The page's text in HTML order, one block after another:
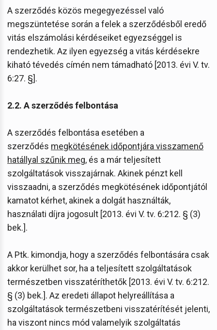
A szerződés közös megegyezéssel való
megszüntetése során a felek a szerződésből eredő
vitás elszámolási kérdéseiket egyezséggel is
rendezhetik. Az ilyen egyezség a vitás kérdésekre
kiható tévedés címén nem támadható [2013. évi V. tv.
6:27. §].
2.2. A szerződés felbontása
A szerződés felbontása esetében a
szerződés megkötésének időpontjára visszamenő
hatállyal szűnik meg, és a már teljesített
szolgáltatások visszajárnak. Akinek pénzt kell
visszaadni, a szerződés megkötésének időpontjától
kamatot kérhet, akinek a dolgát használták,
használati díjra jogosult [2013. évi V. tv. 6:212. § (3)
bek.].
A Ptk. kimondja, hogy a szerződés felbontására csak
akkor kerülhet sor, ha a teljesített szolgáltatások
természetben visszatéríthetők [2013. évi V. tv. 6:212.
§ (3) bek.]. Az eredeti állapot helyreállítása a
szolgáltatások természetbeni visszatérítését jelenti,
ha viszont nincs mód valamelyik szolgáltatás